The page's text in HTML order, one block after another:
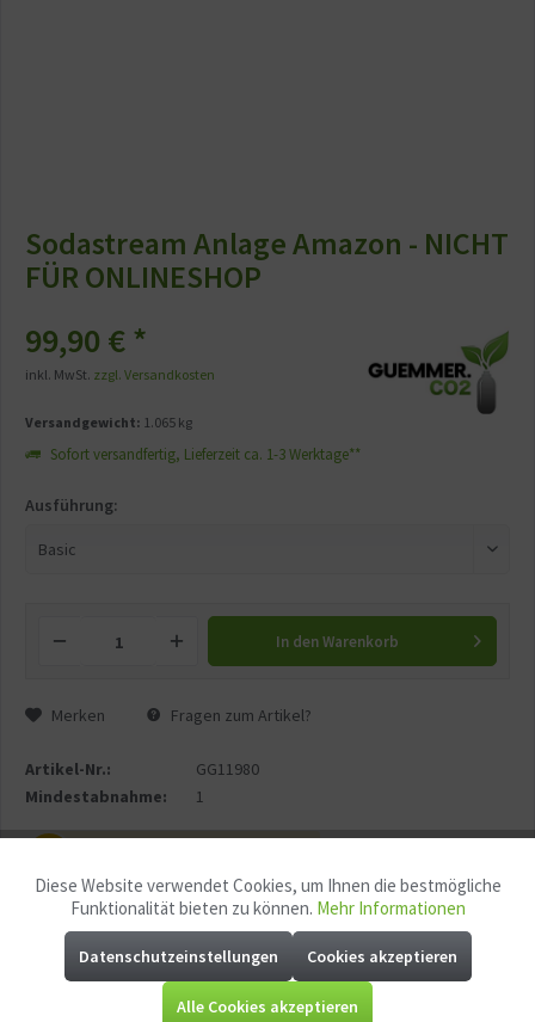
Sodastream Anlage Amazon - NICHT
FÜR ONLINESHOP
99,90 € *
inkl. MwSt. zzgl. Versandkosten
Versandgewicht: 1.065 kg
Sofort versandfertig, Lieferzeit ca. 1-3 Werktage**
Ausführung:
In den Warenkorb
Merken Fragen zum Artikel?
Artikel-Nr.:
GG11980
Mindestabnahme:
1
Variante Preis Bestellmenge
Funktionale Aktiv
Marketing Aktiv
Diese Website verwendet Cookies, um Ihnen die bestmögliche
Funktionalität bieten zu können. Mehr Informationen
Datenschutzeinstellungen Cookies akzeptieren
Alle Cookies akzeptieren